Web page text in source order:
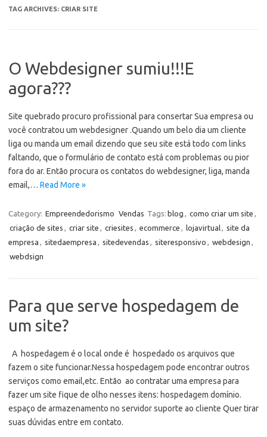
TAG ARCHIVES: CRIAR SITE
O Webdesigner sumiu!!!E
agora???
Site quebrado procuro profissional para consertar Sua empresa ou
você contratou um webdesigner .Quando um belo dia um cliente
liga ou manda um email dizendo que seu site está todo com links
faltando, que o formulário de contato está com problemas ou pior
fora do ar. Então procura os contatos do webdesigner, liga, manda
email,… Read More »
Category: Empreendedorismo Vendas Tags: blog , como criar um site ,
criação de sites , criar site , criesites , ecommerce , lojavirtual, site da
empresa , sitedaempresa , sitedevendas , siteresponsivo , webdesign ,
webdsign
Para que serve hospedagem de
um site?
A hospedagem é o local onde é hospedado os arquivos que
fazem o site funcionar.Nessa hospedagem pode encontrar outros
serviços como email,etc. Então ao contratar uma empresa para
fazer um site fique de olho nesses itens: hospedagem domínio.
espaço de armazenamento no servidor suporte ao cliente Quer tirar
suas dúvidas entre em contato.